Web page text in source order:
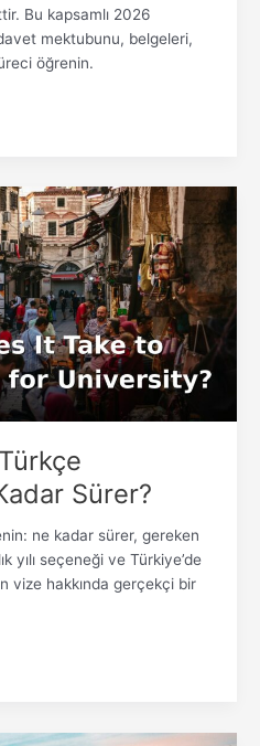
Bu kapsamlı 2026
mektubunu, belgeleri,
öğrenin.
Sürer?
ne kadar sürer, gereken
yılı seçeneği ve Türkiye’de
vize hakkında gerçekçi bir